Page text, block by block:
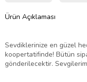
Ürün Açıklaması
Sevdiklerinize en güzel
koopertatifinde! Bütün
gönderilecektir.